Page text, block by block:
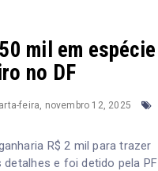
mil em espécie
no DF
feira, novembro 12, 2025
R$ 2 mil para trazer
e foi detido pela PF